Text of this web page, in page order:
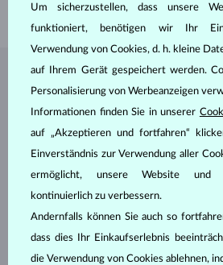
GEWICHT 0.55 g
SCHMUCK AUS DEM
Um sicherzustellen, dass unsere
funktioniert, benötigen wir Ihr
Verwendung von Cookies, d. h. kleine
auf Ihrem Gerät gespeichert werden.
Personalisierung von Werbeanzeigen
Informationen finden Sie in unserer
auf „Akzeptieren und fortfahren“
Einverständnis zur Verwendung aller
ermöglicht, unsere Website und
kontinuierlich zu verbessern.
Andernfalls können Sie auch so
dass dies Ihr Einkaufserlebnis
die Verwendung von Cookies ablehnen,